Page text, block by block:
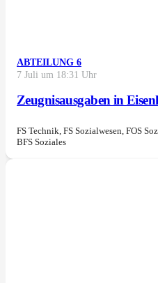
ABTEILUNG 6
7 Juli um 18:31 Uhr
Zeugnisausgaben in
FS Technik, FS Sozialwesen, FOS
BFS Soziales